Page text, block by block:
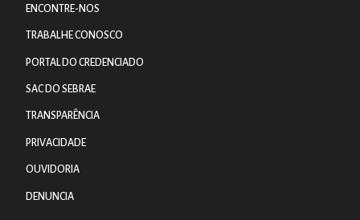
ENCONTRE-NOS
TRABALHE CONOSCO
PORTAL DO CREDENCIADO
SAC DO SEBRAE
TRANSPARÊNCIA
PRIVACIDADE
OUVIDORIA
DENUNCIA